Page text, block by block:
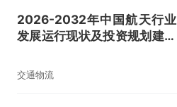
2026-2032年中国航天行业
发展运行现状及投资规划建议
交通物流